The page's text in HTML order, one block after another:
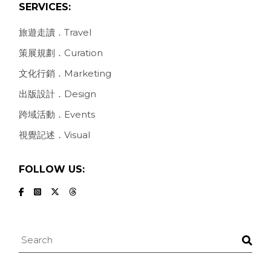
SERVICES:
旅遊走讀．Travel
策展規劃．Curation
文化行銷．Marketing
出版設計．Design
跨域活動．Events
視覺記述．Visual
FOLLOW US:
Search